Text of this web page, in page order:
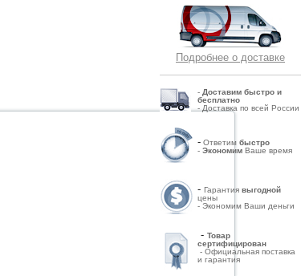
Подробнее о доставке
- Доставим быстро и
бесплатно
- Доставка по всей России
- Ответим быстро
- Экономим Ваше время
- Гарантия выгодной
цены
- Экономим Ваши деньги
- Товар
сертифицирован
- Официальная поставка
и гарантия